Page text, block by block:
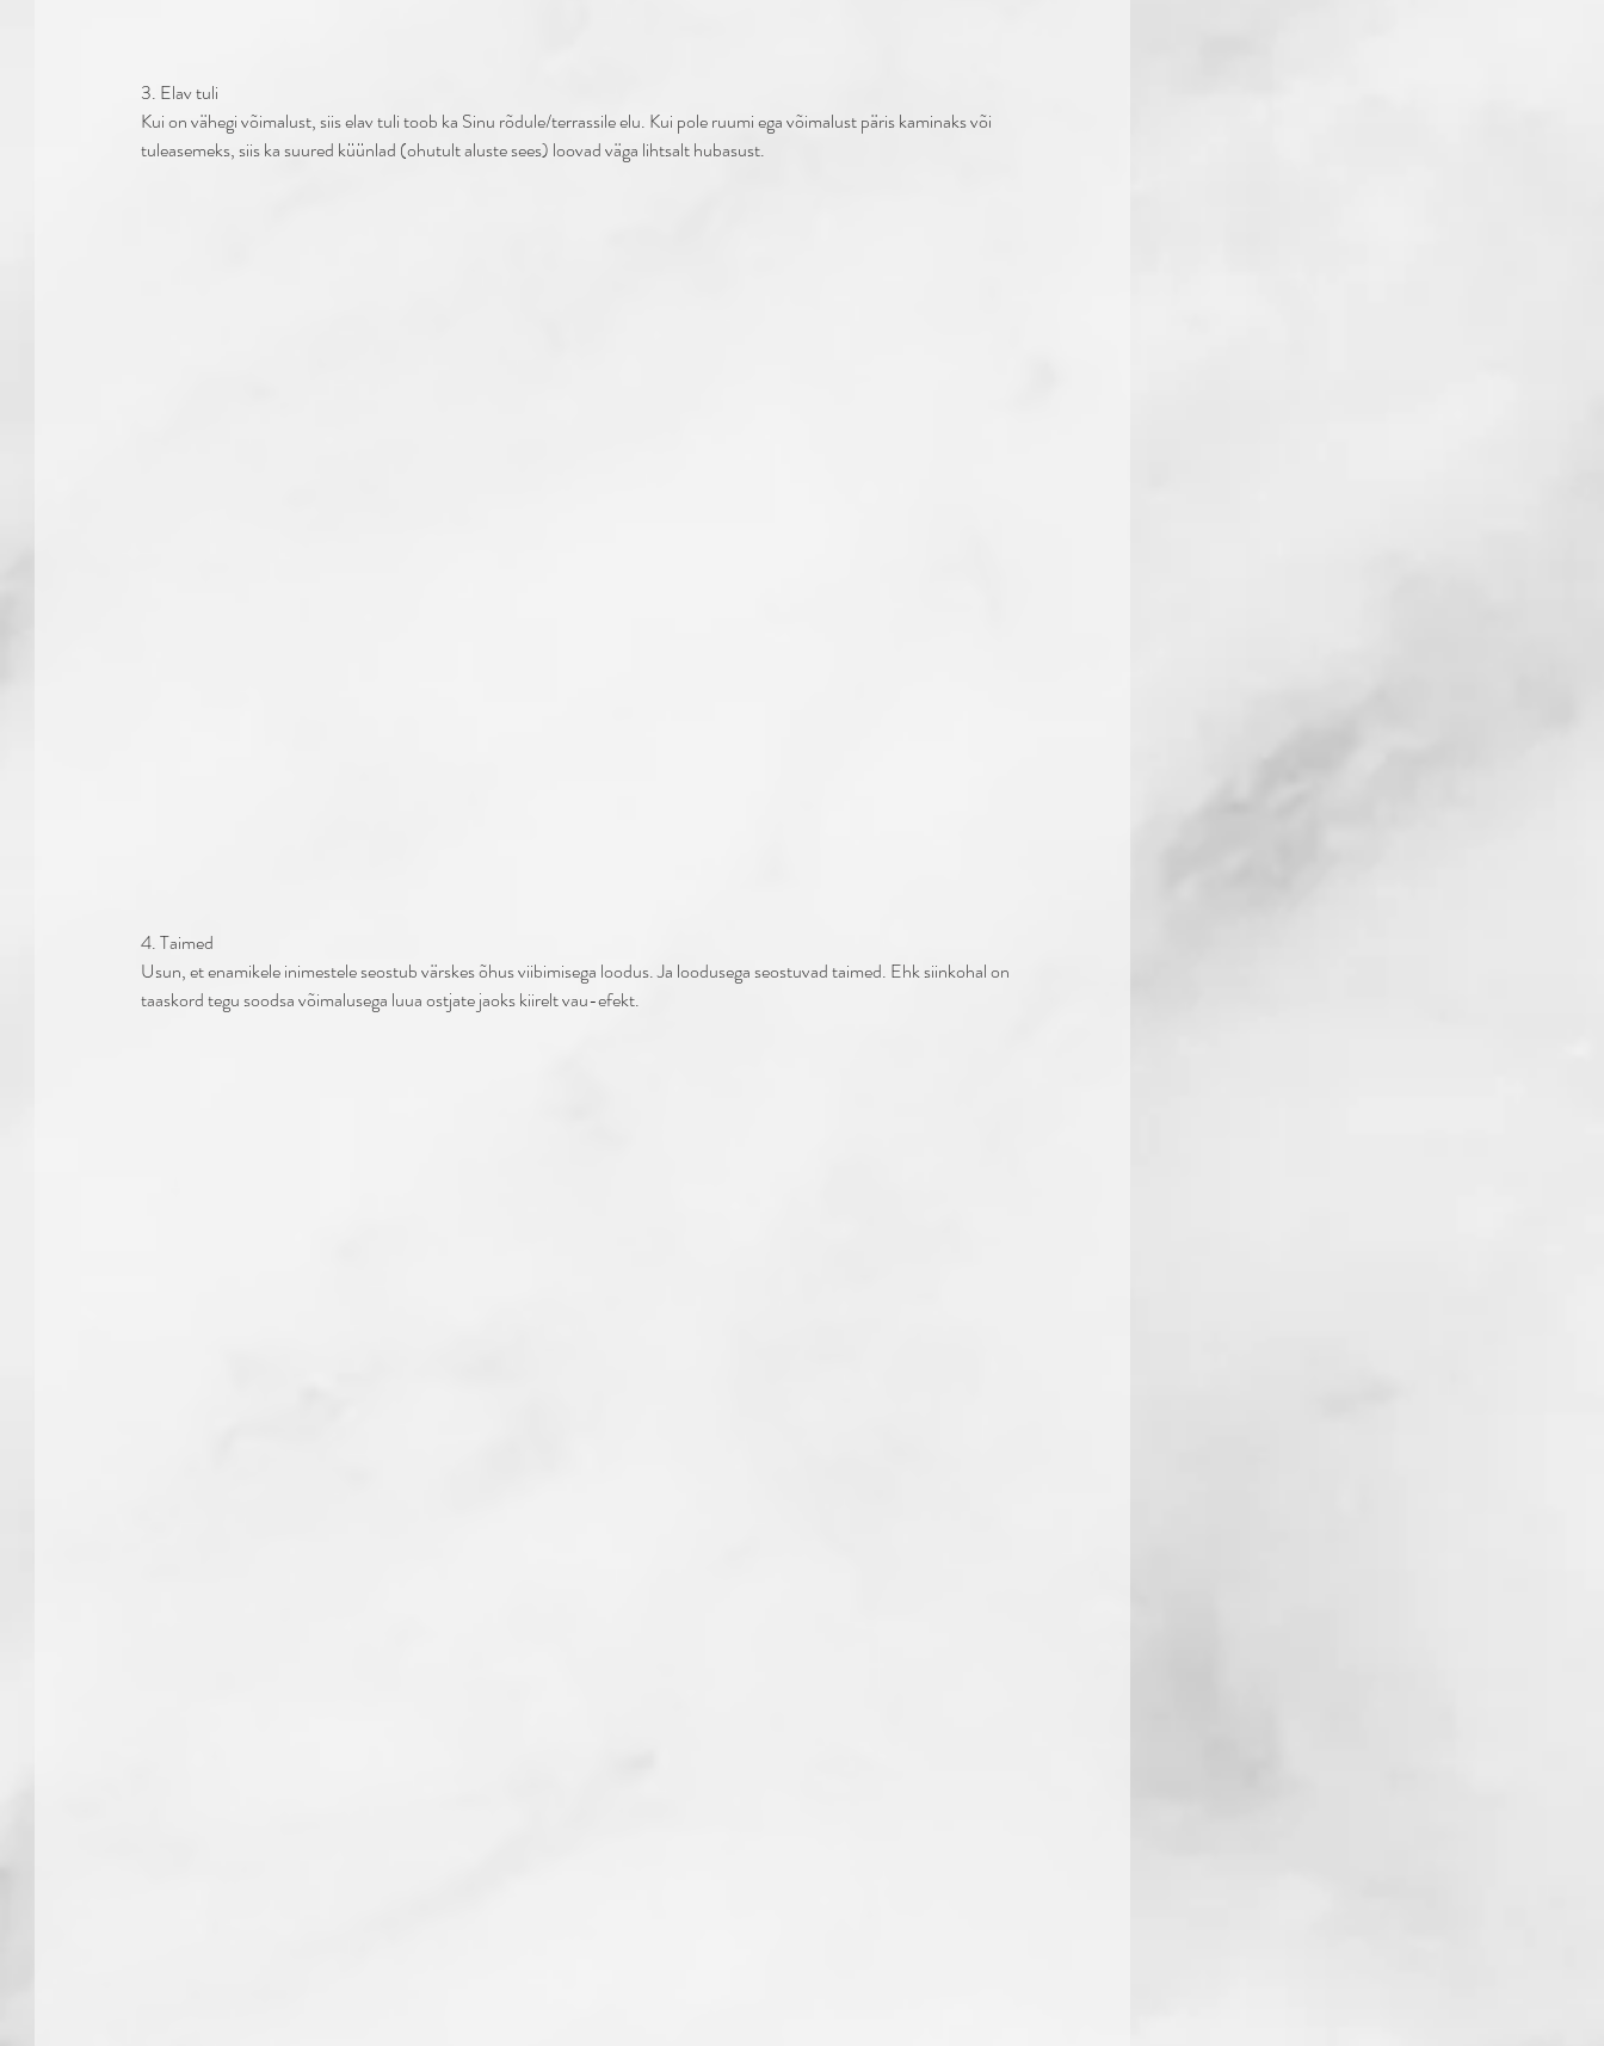
3. Elav tuli
Kui on vähegi võimalust, siis elav tuli toob ka Sinu rõdule/terrassile elu. Kui pole ruumi ega võimalust päris kaminaks või
tuleasemeks, siis ka suured küünlad (ohutult aluste sees) loovad väga lihtsalt hubasust.
4. Taimed
Usun, et enamikele inimestele seostub värskes õhus viibimisega loodus. Ja loodusega seostuvad taimed. Ehk siinkohal on
taaskord tegu soodsa võimalusega luua ostjate jaoks kiirelt vau-efekt.